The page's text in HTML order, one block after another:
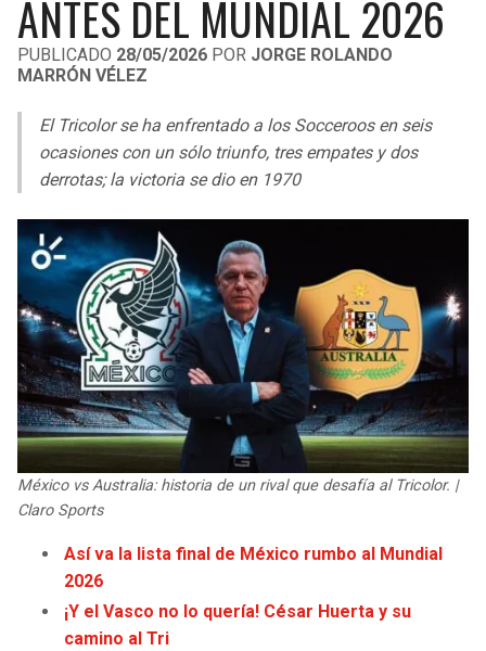
LIGA DE EXPANSIÓN MX
LEAGUES CUP
UEFA EUROPA LEAGUE
UEFA CONFERENCE LEAGUE
COPA LIBERTADORES
LIGA BETPLAY
OTRAS LIGAS
RAIDERS
BENGALS
BROWNS
STEELERS
TEXANS
COLTS
JAGUARS
TITANS
COWBOYS
CAVALIERS
BUCKS
HAWKS
HORNETS
HEAT
MAGIC
WIZARDS
WARRIORS
CLIPPERS
ANTES DEL MUNDIAL 2026
PUBLICADO 28/05/2026 POR JORGE ROLANDO
MARRÓN VÉLEZ
El Tricolor se ha enfrentado a los Socceroos en seis
ocasiones con un sólo triunfo, tres empates y dos
derrotas; la victoria se dio en 1970
México vs Australia: historia de un rival que desafía al Tricolor. |
Claro Sports
Así va la lista final de México rumbo al Mundial
2026
¡Y el Vasco no lo quería! César Huerta y su
camino al Tri